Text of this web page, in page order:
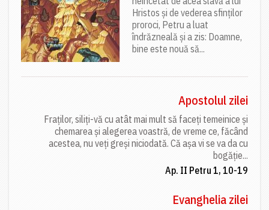
Hristos și de vederea sfinților
proroci, Petru a luat
îndrăzneală și a zis: Doamne,
bine este nouă să...
Apostolul zilei
Fraților, siliți-vă cu atât mai mult să faceți temeinice și
chemarea și alegerea voastră, de vreme ce, făcând
acestea, nu veți greși niciodată. Că așa vi se va da cu
bogăție...
Ap. II Petru 1, 10-19
Evanghelia zilei